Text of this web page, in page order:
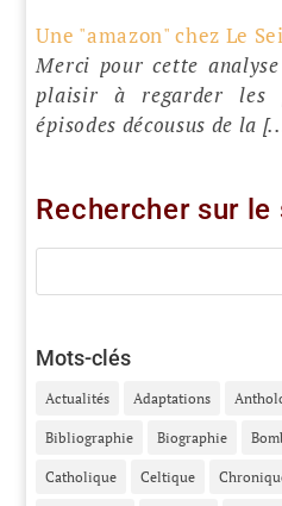
Une "amazon" chez Le
Merci pour cette
plaisir à regarder les
épisodes décousus de la
Rechercher sur le
Mots-clés
Actualités Adaptations
Bibliographie Biographie
Catholique Celtique